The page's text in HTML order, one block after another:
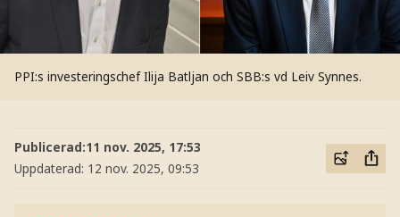
PPI:s investeringschef Ilija Batljan och SBB:s vd Leiv Synnes.
Publicerad:11 nov. 2025, 17:53
Uppdaterad: 12 nov. 2025, 09:53